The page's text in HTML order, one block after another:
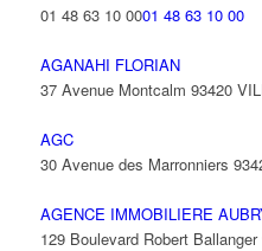
01 48 63 10 0001 48 63 10 00
AGANAHI FLORIAN
37 Avenue Montcalm 93420
AGC
30 Avenue des Marronniers
AGENCE IMMOBILIERE
129 Boulevard Robert